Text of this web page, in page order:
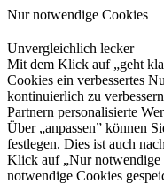
Nur notwendige Cookies
Unvergleichlich lecker
Mit dem Klick auf „geht
Cookies ein verbessertes
kontinuierlich zu
Partnern personalisierte
Über „anpassen” können
festlegen. Dies ist auch
Klick auf „Nur notwendige
notwendige Cookies